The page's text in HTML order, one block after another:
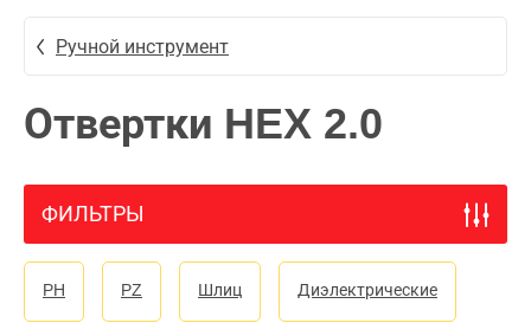
Ручной инструмент
Отвертки HEX 2.0
ФИЛЬТРЫ
PH PZ Шлиц Диэлектрические